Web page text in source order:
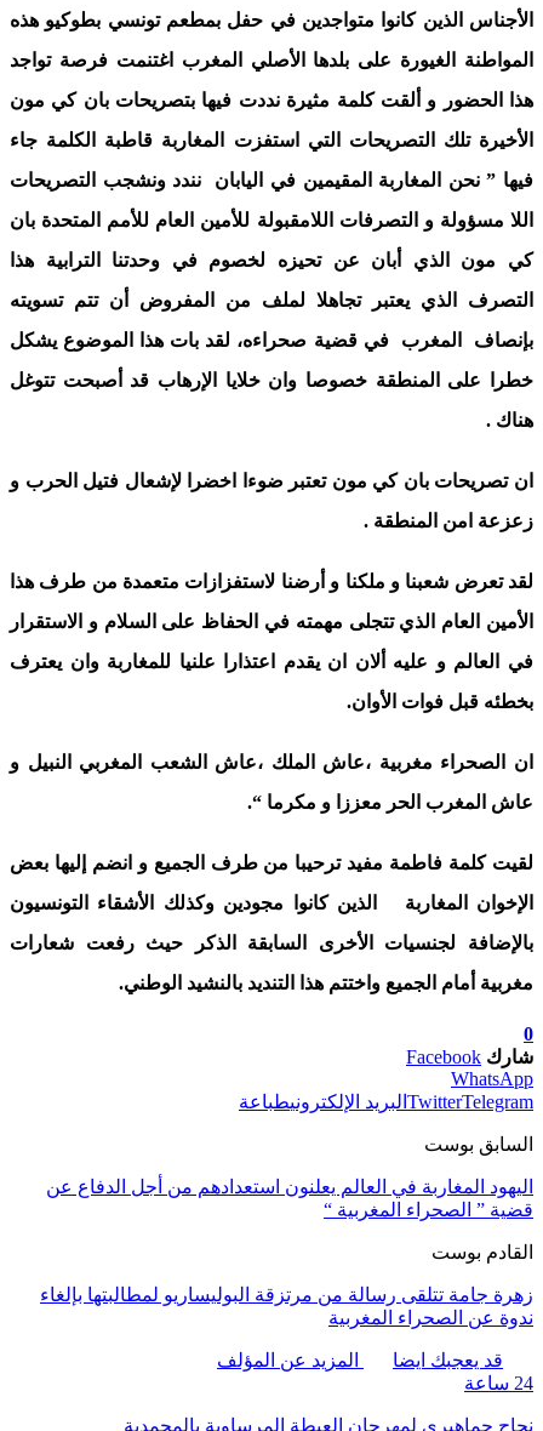
الأجناس الذين كانوا متواجدين في حفل بمطعم تونسي بطوكيو هذه
المواطنة الغيورة على بلدها الأصلي المغرب اغتنمت فرصة تواجد
هذا الحضور و ألقت كلمة مثيرة نددت فيها بتصريحات بان كي مون
الأخيرة تلك التصريحات التي استفزت المغاربة قاطبة الكلمة جاء
فيها ”نحن المغاربة المقيمين في اليابان
نندد ونشجب التصريحات
اللا مسؤولة و التصرفات اللامقبولة للأمين العام للأمم المتحدة بان
كي مون الذي أبان عن تحيزه لخصوم في وحدتنا الترابية هذا
التصرف الذي يعتبر تجاهلا لملف من المفروض أن تتم تسويته
بإنصاف المغرب في قضية صحراءه، لقد بات هذا الموضوع يشكل
خطرا على المنطقة خصوصا وان خلايا الإرهاب قد أصبحت تتوغل
هناك .
ان تصريحات بان كي مون تعتبر ضوءا اخضرا لإشعال فتيل الحرب و
زعزعة امن المنطقة .
لقد تعرض شعبنا و ملكنا و أرضنا لاستفزازات متعمدة من طرف هذا
الأمين العام الذي تتجلى مهمته في الحفاظ على السلام و الاستقرار
في العالم و عليه ألان ان يقدم اعتذارا علنيا للمغاربة وان يعترف
بخطئه قبل فوات الأوان.
ان الصحراء مغربية ،عاش الملك ،عاش الشعب المغربي النبيل و
عاش المغرب الحر معززا و مكرما “.
لقيت كلمة فاطمة مفيد ترحيبا من طرف الجميع و انضم إليها بعض
الإخوان المغاربة الذين كانوا مجودين وكذلك الأشقاء التونسيون
بالإضافة لجنسيات الأخرى السابقة الذكر حيث رفعت شعارات
مغربية أمام الجميع واختتم هذا التنديد بالنشيد الوطني.
0
شارك Facebook
WhatsApp
TwitterTelegram البريد الإلكترونيطباعة
السابق بوست
اليهود المغاربة في العالم يعلنون استعدادهم من أجل الدفاع عن
قضية ” الصحراء المغربية “
القادم بوست
زهرة جامة تتلقى رسالة من مرتزقة البوليساريو لمطالبتها بإلغاء
ندوة عن الصحراء المغربية
قد يعجبك ايضا
المزيد عن المؤلف
24 ساعة
نجاح جماهيري لمهرجان العيطة المرساوية بالمحمدية